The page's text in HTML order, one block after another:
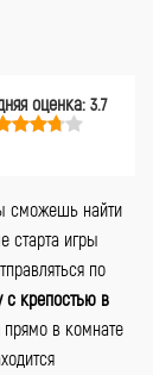
оценка: 3.7
сможешь найти
старта игры
по
с крепостью в
прямо в комнате